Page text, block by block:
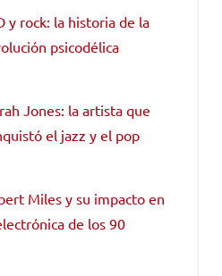
y rock: la historia de la
psicodélica
Jones: la artista que
el jazz y el pop
Miles y su impacto en
de los 90